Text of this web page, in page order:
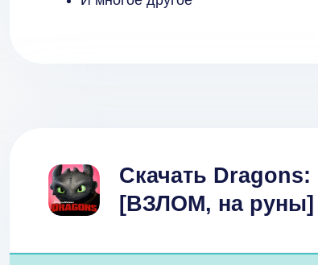
Скачать
[ВЗЛОМ, на руны]